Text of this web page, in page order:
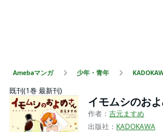
Amebaマンガ 少年・青年
既刊(1巻 最新刊)
イモムシのお
作者： 吉元ますめ
出版社： KADOKAWA